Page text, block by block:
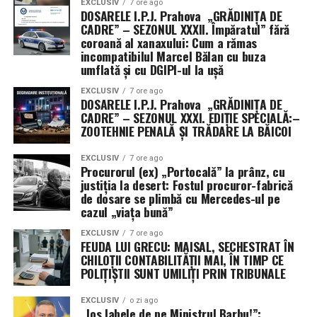
— traficul încetează, iar economia mondială intră în
colaps.
Deși navele de război americane au reușit să se protejeze
de drone și bărci rapide, ele au eșuat în misiunea de a
extinde această protecție asupra flotei comerciale.
Auto-apărarea nu este suficientă atunci când misiunea
ta principală este menținerea căilor navigabile deschise.
Lecția istoriei și eșecul tactic al noii ere
Istoria navală ne învață că, în ambele Războaie
Mondiale, aliații au fost reticenți în a adopta sistemul
convoaielor, preferând să „vâneze” amenințarea. În
ambele cazuri, strategia a eșuat catastrofal până când s-
a revenit la escortarea directă. Astăzi, Marina pare să
repete aceleași greșeli, încercând să creeze „coridoare
sigure” de la distanță, o tactică ce nu a reușit să
convingă armatorii să își trimită navele la apă.
EXCLUSIV 7 ore ago
DOSARELE I.P.J. Prahova „GRĂDINIȚA DE
CADRE” – SEZONUL XXXII. Împăratul” fără
coroană al xanaxului: Cum a rămas
incompatibilul Marcel Bălan cu buza
umflată și cu DGIPI-ul la ușă
EXCLUSIV 7 ore ago
DOSARELE I.P.J. Prahova „GRĂDINIȚA DE
CADRE” – SEZONUL XXXI. EDIȚIE SPECIALĂ:–
ZOOTEHNIE PENALĂ ȘI TRĂDARE LA BĂICOI
EXCLUSIV 7 ore ago
Procurorul (ex) „Portocală” la prânz, cu
justiția la desert: Fostul procuror-fabrică
de dosare se plimbă cu Mercedes-ul pe
cazul „viața bună”
EXCLUSIV 7 ore ago
FEUDA LUI GRECU: MAISAL, SECHESTRAT ÎN
CHILOȚII CONTABILITĂȚII MAI, ÎN TIMP CE
POLIȚIȘTII SUNT UMILIȚI PRIN TRIBUNALE
EXCLUSIV o zi ago
„Jos labele de pe Ministrul Barbu!”: